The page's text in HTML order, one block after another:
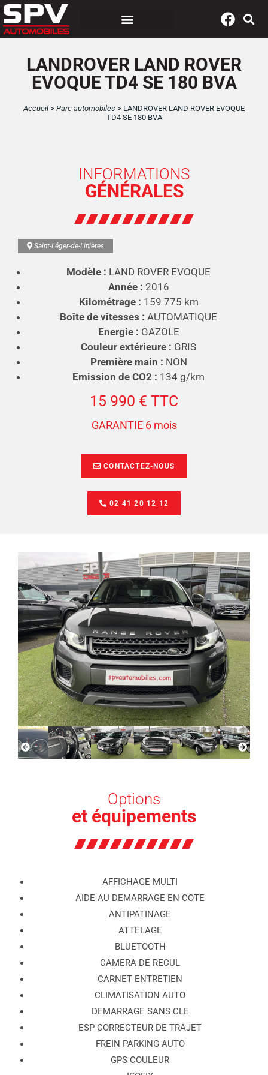
Panneau de gestion des cookies
LANDROVER LAND ROVER
EVOQUE TD4 SE 180 BVA
Accueil > Parc automobiles > LANDROVER LAND ROVER EVOQUE
TD4 SE 180 BVA
INFORMATIONS
GÉNÉRALES
Saint-Léger-de-Linières
Modèle : LAND ROVER EVOQUE
Année : 2016
Kilométrage : 159 775 km
Boîte de vitesses : AUTOMATIQUE
Energie : GAZOLE
Couleur extérieure : GRIS
Première main : NON
Emission de CO2 : 134 g/km
15 990 € TTC
GARANTIE 6 mois
CONTACTEZ-NOUS
02 41 20 12 12
Options
et équipements
AFFICHAGE MULTI
AIDE AU DEMARRAGE EN COTE
ANTIPATINAGE
ATTELAGE
BLUETOOTH
CAMERA DE RECUL
CARNET ENTRETIEN
CLIMATISATION AUTO
DEMARRAGE SANS CLE
ESP CORRECTEUR DE TRAJET
FREIN PARKING AUTO
GPS COULEUR